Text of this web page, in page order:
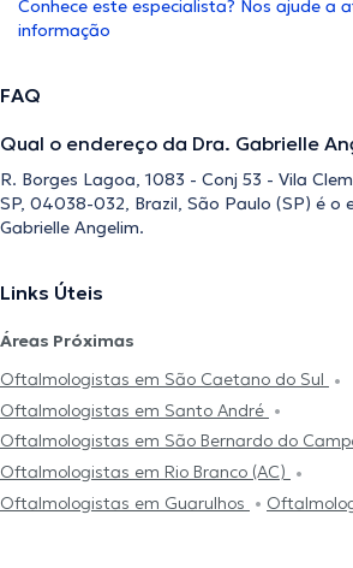
Conhece este especialista? Nos ajude a
informação
FAQ
Qual o endereço da Dra. Gabrielle
R. Borges Lagoa, 1083 - Conj 53 - Vila
SP, 04038-032, Brazil, São Paulo (SP) é o
Gabrielle Angelim.
Links Úteis
Áreas Próximas
Oftalmologistas em São Caetano do Sul
Oftalmologistas em Santo André
Oftalmologistas em São Bernardo do
Oftalmologistas em Rio Branco (AC)
Oftalmologistas em Guarulhos